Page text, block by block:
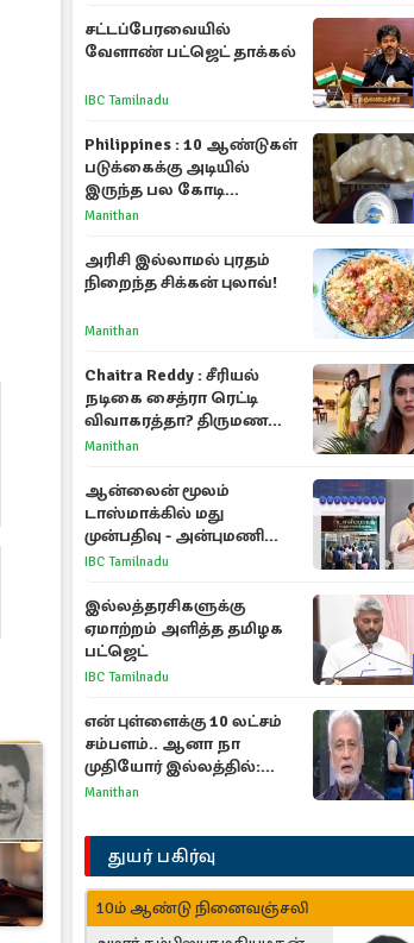
சட்டப்பேரவையில்
வேளாண் பட்ஜெட் தாக்கல்
IBC Tamilnadu
Philippines : 10 ஆண்டுகள்
படுக்கைக்கு அடியில்
இருந்த பல கோடி
மதிப்புள்ள அரிய முத்து!
Manithan
அரிசி இல்லாமல் புரதம்
நிறைந்த சிக்கன் புலாவ்!
Manithan
Chaitra Reddy : சீரியல்
நடிகை சைத்ரா ரெட்டி
விவாகரத்தா? திருமண
புகைப்படங்களை நீக்கம்
Manithan
ஆன்லைன் மூலம்
டாஸ்மாக்கில் மது
முன்பதிவு - அன்புமணி
ராமதாஸ் எதிர்ப்பு
IBC Tamilnadu
இல்லத்தரசிகளுக்கு
ஏமாற்றம் அளித்த தமிழக
பட்ஜெட்
IBC Tamilnadu
என் புள்ளைக்கு 10 லட்சம்
சம்பளம்.. ஆனா நா
முதியோர் இல்லத்தில்:
நடிகரின் கண்ணீர் பேட்டி
Manithan
துயர் பகிர்வு
10ம் ஆண்டு நினைவஞ்சலி